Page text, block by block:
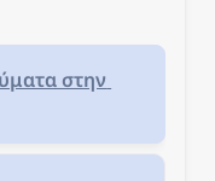
στην